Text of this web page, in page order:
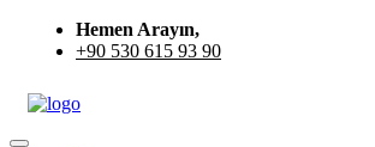
Hemen Arayın,
+90 530 615 93 90